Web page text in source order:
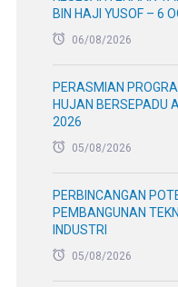
BIN HAJI YUSOF – 6
06/08/2026
PERASMIAN
HUJAN BERSEPADU
2026
05/08/2026
PERBINCANGAN
PEMBANGUNAN
INDUSTRI
05/08/2026